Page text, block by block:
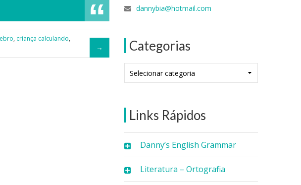
dannybia@hotmail.com
Categorias
Links Rápidos
Danny’s English Grammar
Literatura – Ortografia
, criança calculando,